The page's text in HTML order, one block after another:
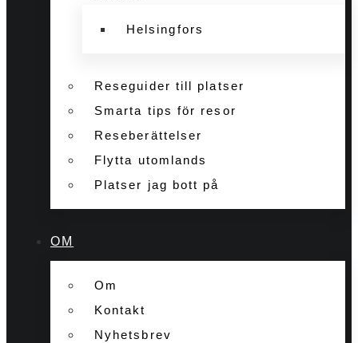
Helsingfors
Reseguider till platser
Smarta tips för resor
Reseberättelser
Flytta utomlands
Platser jag bott på
OM
Om
Kontakt
Nyhetsbrev